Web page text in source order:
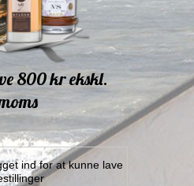
800 kr ekskl.
ind for at kunne lave